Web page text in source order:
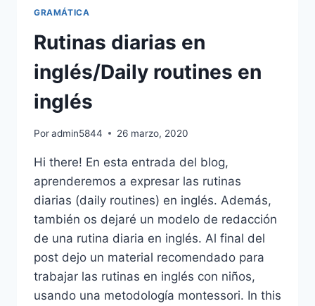
BACHILLER.
GRAMÁTICA
Rutinas diarias en
inglés/Daily routines en
inglés
Poradmin5844 26 marzo, 2020
Hi there! En esta entrada del blog,
aprenderemos a expresar las rutinas
diarias (daily routines) en inglés. Además,
también os dejaré un modelo de redacción
de una rutina diaria en inglés. Al final del
post dejo un material recomendado para
trabajar las rutinas en inglés con niños,
usando una metodología montessori. In this